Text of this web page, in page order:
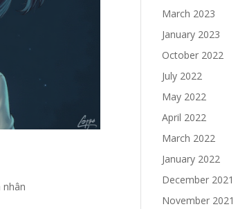
nhân
March 2023
January 2023
October 2022
July 2022
May 2022
April 2022
March 2022
January 2022
December 2021
November 2021